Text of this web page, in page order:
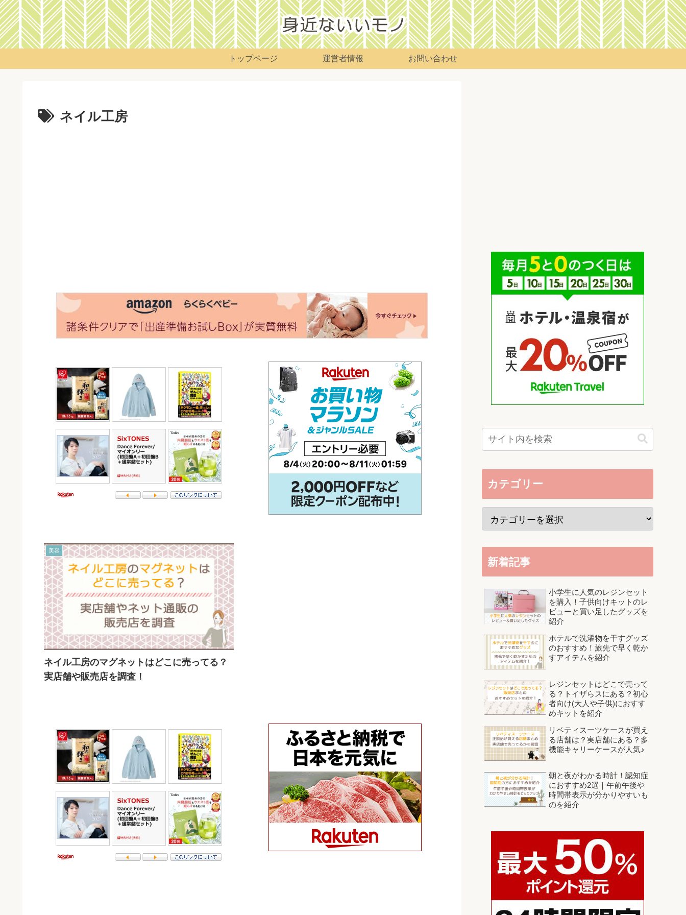
トップページ 運営者情報 お問い合わせ
ネイル工房
美容
ネイル工房のマグネットはどこに売ってる？
実店舗や販売店を調査！
カテゴリー
新着記事
小学生に人気のレジンセット
を購入！子供向けキットのレ
ビューと買い足したグッズを
紹介
ホテルで洗濯物を干すグッズ
のおすすめ！旅先で早く乾か
すアイテムを紹介
レジンセットはどこで売って
る？トイザらスにある？初心
者向け(大人や子供)におすす
めキットを紹介
リベティスーツケースが買え
る店舗は？実店舗にある？多
機能キャリーケースが人気♪
朝と夜がわかる時計！認知症
におすすめ2選｜午前午後や
時間帯表示が分かりやすいも
のを紹介